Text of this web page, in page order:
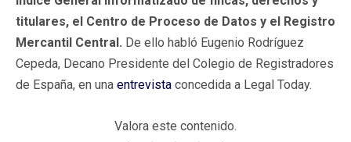
titulares, el Centro de Proceso de Datos y el Registro
Mercantil Central. De ello habló Eugenio Rodríguez
Cepeda, Decano Presidente del Colegio de Registradores
de España, en una entrevista concedida a Legal Today.
Valora este contenido.